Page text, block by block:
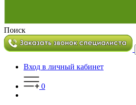
Поиск
Вход в личный кабинет
0